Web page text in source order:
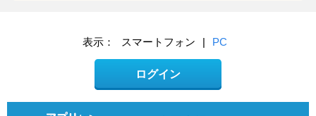
表示： スマートフォン | PC
ログイン